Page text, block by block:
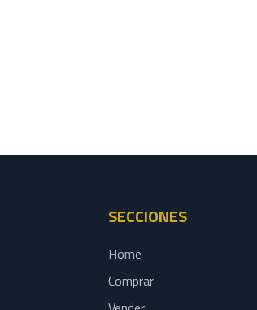
SECCIONES
Home
Comprar